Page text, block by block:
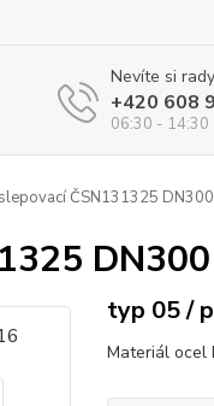
Nevíte si
+420 608
06:30 - 14:30
ČSN131325
typ 05 /
Materiál ocel